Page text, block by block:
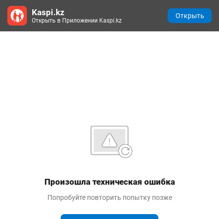
Произошла техническая ошибка
Попробуйте повторить попытку позже
Kaspi.kz
Открыть в Приложении Kaspi.kz
Открыть